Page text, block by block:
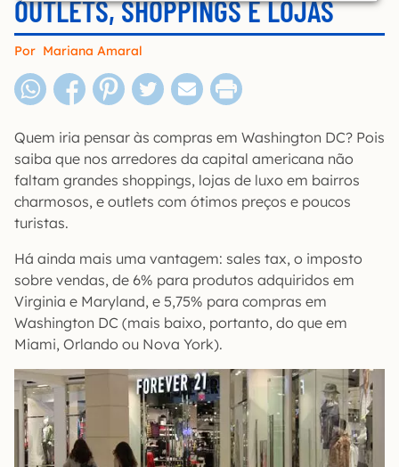
OUTLETS, SHOPPINGS E LOJAS
Por Mariana Amaral
Quem iria pensar às compras em Washington DC? Pois
saiba que nos arredores da capital americana não
faltam grandes shoppings, lojas de luxo em bairros
charmosos, e outlets com ótimos preços e poucos
turistas.
Há ainda mais uma vantagem: sales tax, o imposto
sobre vendas, de 6% para produtos adquiridos em
Virginia e Maryland, e 5,75% para compras em
Washington DC (mais baixo, portanto, do que em
Miami, Orlando ou Nova York).